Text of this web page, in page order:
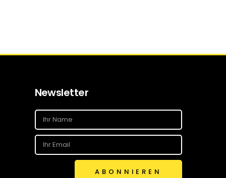
Newsletter
ABONNIEREN